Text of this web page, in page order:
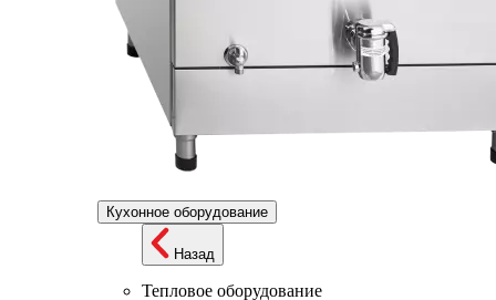
Кухонное оборудование
Назад
Тепловое оборудование